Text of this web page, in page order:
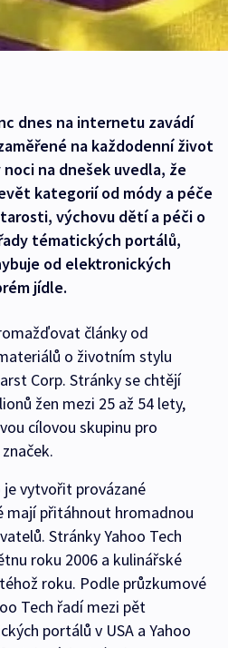
dnes na internetu zavádí
na každodenní život
na dnešek uvedla, že
kategorií od módy a péče
výchovu dětí a péči o
tématických portálů,
od elektronických
jídle.
články od
o životním stylu
Corp. Stránky se chtějí
žen mezi 25 až 54 lety,
cílovou skupinu pro
vytvořit provázané
přitáhnout hromadnou
Stránky Yahoo Tech
roku 2006 a kulinářské
roku. Podle průzkumové
Tech řadí mezi pět
portálů v USA a Yahoo